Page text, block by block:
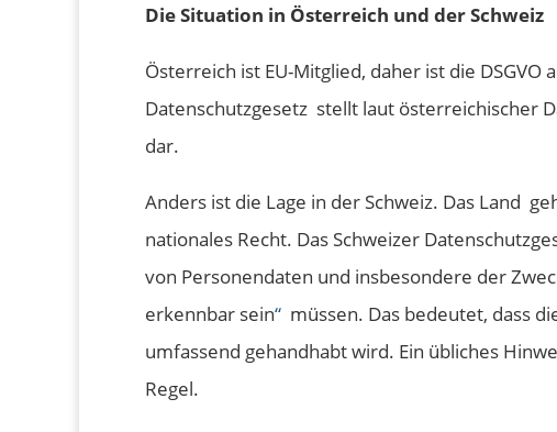
Die Situation in Österreich und der Schweiz
Österreich ist EU-Mitglied, daher ist die
Datenschutzgesetz stellt laut österreichischer
dar.
Anders ist die Lage in der Schweiz. Das Land
nationales Recht. Das Schweizer
von Personendaten und insbesondere der
erkennbar sein“ müssen. Das bedeutet, dass
umfassend gehandhabt wird. Ein übliches
Regel.